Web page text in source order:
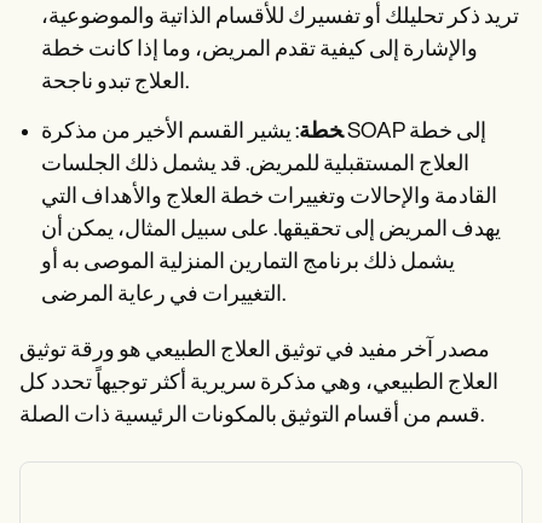
تريد ذكر تحليلك أو تفسيرك للأقسام الذاتية والموضوعية،
والإشارة إلى كيفية تقدم المريض، وما إذا كانت خطة
العلاج تبدو ناجحة.
خطة: يشير القسم الأخير من مذكرة SOAP إلى خطة
العلاج المستقبلية للمريض. قد يشمل ذلك الجلسات
القادمة والإحالات وتغييرات خطة العلاج والأهداف التي
يهدف المريض إلى تحقيقها. على سبيل المثال، يمكن أن
يشمل ذلك برنامج التمارين المنزلية الموصى به أو
التغييرات في رعاية المرضى.
مصدر آخر مفيد في توثيق العلاج الطبيعي هو ورقة توثيق
العلاج الطبيعي، وهي مذكرة سريرية أكثر توجيهاً تحدد كل
قسم من أقسام التوثيق بالمكونات الرئيسية ذات الصلة.